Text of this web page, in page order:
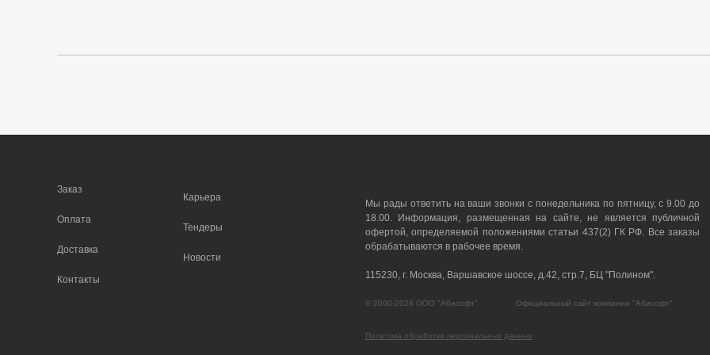
Заказ
Оплата
Доставка
Контакты
Карьера
Тендеры
Новости
Мы рады ответить на ваши звонки с понедельника по пятницу, с 9.00 до
18.00. Информация, размещенная на сайте, не является публичной
офертой, определяемой положениями статьи 437(2) ГК РФ. Все заказы
обрабатываются в рабочее время.
115230, г. Москва, Варшавское шоссе, д.42, стр.7, БЦ "Полином".
© 2000-2026 ООО "Абисофт" Официальный сайт компании "Абисофт"
Политика обработки персональных данных